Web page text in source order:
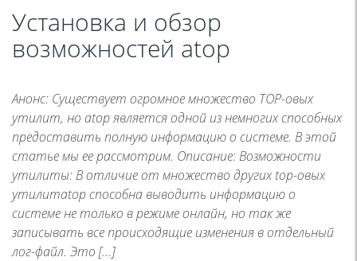
Установка и обзор
возможностей atop
Анонс: Существует огромное множество TOP-овых
утилит, но atop является одной из немногих способных
предоставить полную информацию о системе. В этой
статье мы ее рассмотрим. Описание: Возможности
утилиты: В отличие от множество других top-овых
утилитatop способна выводить информацию о
системе не только в режиме онлайн, но так же
записывать все происходящие изменения в отдельный
лог-файл. Это […]